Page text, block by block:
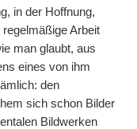
in der Hoffnung,
Arbeit
man glaubt, aus
eines von ihm
den
sich schon Bilder
Bildwerken